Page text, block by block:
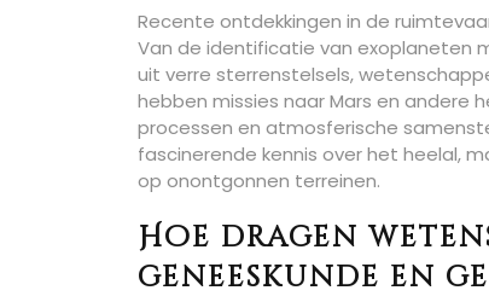
Recente ontdekkingen in de
Van de identificatie van exoplaneten
uit verre sterrenstelsels,
hebben missies naar Mars en andere
processen en atmosferische
fascinerende kennis over het heelal,
op onontgonnen terreinen.
Hoe dragen
geneeskunde en